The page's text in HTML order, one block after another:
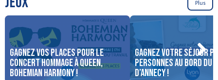
Plus
Gagnez vos places pour le
concert Hommage à Queen,
Bohemian Harmony !
Gagnez votre séjour
personnes au bord du
d’Annecy !